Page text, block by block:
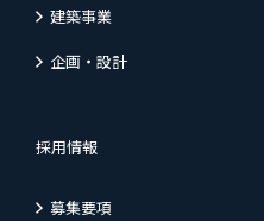
建築事業
企画・設計
採用情報
募集要項